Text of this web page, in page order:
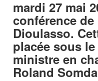
mardi 27 mai
conférence
Dioulasso.
placée sous
ministre en
Roland